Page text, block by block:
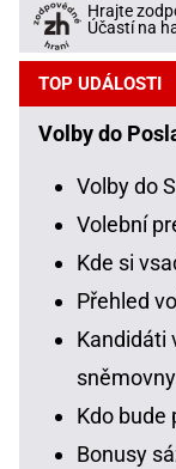
Hrajte
Účastí na
TOP UDÁLOSTI
Volby do
Volby do
Volební
Kde si
Přehled
Kandidáti
sněmovny
Kdo bude
Bonusy